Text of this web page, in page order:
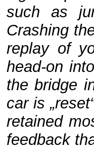
such as
Crashing
replay of
head-on
the bridge
car is
retained
feedback